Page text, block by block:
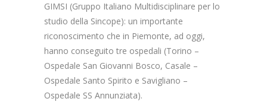
GIMSI (Gruppo Italiano Multidisciplinare per lo
studio della Sincope): un importante
riconoscimento che in Piemonte, ad oggi,
hanno conseguito tre ospedali (Torino –
Ospedale San Giovanni Bosco, Casale –
Ospedale Santo Spirito e Savigliano –
Ospedale SS Annunziata).